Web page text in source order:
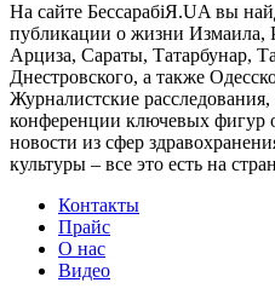
На сайте БессарабіЯ.UA вы
публикации о жизни Измаила,
Арциза, Сараты, Татарбунар,
Днестровского, а также
Журналистские
конференции ключевых фигур
новости из сфер
культуры – все это есть на
Контакты
Прайс
О нас
Видео